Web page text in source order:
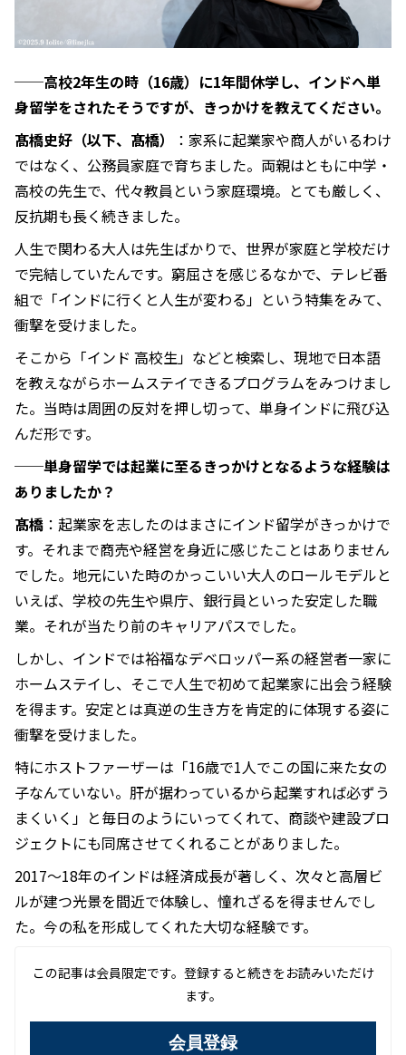
──高校2年生の時（16歳）に1年間休学し、インドへ単
身留学をされたそうですが、きっかけを教えてください。
髙橋史好（以下、髙橋）
：家系に起業家や商人がいるわけ
ではなく、公務員家庭で育ちました。両親はともに中学・
高校の先生で、代々教員という家庭環境。とても厳しく、
反抗期も長く続きました。
人生で関わる大人は先生ばかりで、世界が家庭と学校だけ
で完結していたんです。窮屈さを感じるなかで、テレビ番
組で「インドに行くと人生が変わる」という特集をみて、
衝撃を受けました。
そこから「インド 高校生」などと検索し、現地で日本語
を教えながらホームステイできるプログラムをみつけまし
た。当時は周囲の反対を押し切って、単身インドに飛び込
んだ形です。
──単身留学では起業に至るきっかけとなるような経験は
ありましたか？
髙橋 ：起業家を志したのはまさにインド留学がきっかけで
す。それまで商売や経営を身近に感じたことはありません
でした。地元にいた時のかっこいい大人のロールモデルと
いえば、学校の先生や県庁、銀行員といった安定した職
業。それが当たり前のキャリアパスでした。
しかし、インドでは裕福なデベロッパー系の経営者一家に
ホームステイし、そこで人生で初めて起業家に出会う経験
を得ます。安定とは真逆の生き方を肯定的に体現する姿に
衝撃を受けました。
特にホストファーザーは「16歳で1人でこの国に来た女の
子なんていない。肝が据わっているから起業すれば必ずう
まくいく」と毎日のようにいってくれて、商談や建設プロ
ジェクトにも同席させてくれることがありました。
2017〜18年のインドは経済成長が著しく、次々と高層ビ
ルが建つ光景を間近で体験し、憧れざるを得ませんでし
た。今の私を形成してくれた大切な経験です。
この記事は会員限定です。登録すると続きをお読みいただけ
ます。
会員登録